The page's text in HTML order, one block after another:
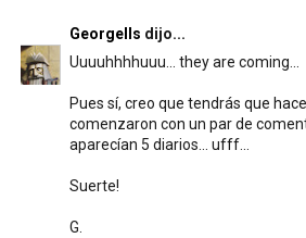
Georgells dijo...
Uuuuhhhhuuu... they are coming...
Pues sí, creo que tendrás que
comenzaron con un par de
aparecían 5 diarios... ufff...
Suerte!
G.